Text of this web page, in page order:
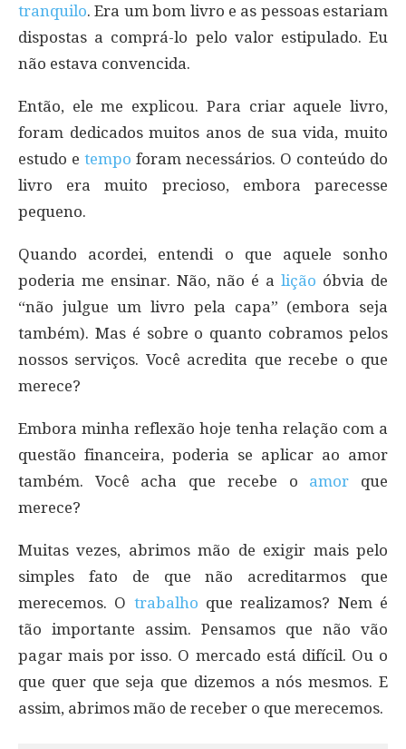
tranquilo. Era um bom livro e as pessoas estariam
dispostas a comprá-lo pelo valor estipulado. Eu
não estava convencida.
Então, ele me explicou. Para criar aquele livro,
foram dedicados muitos anos de sua vida, muito
estudo e tempo foram necessários. O conteúdo do
livro era muito precioso, embora parecesse
pequeno.
Quando acordei, entendi o que aquele sonho
poderia me ensinar. Não, não é a lição óbvia de
“não julgue um livro pela capa” (embora seja
também). Mas é sobre o quanto cobramos pelos
nossos serviços. Você acredita que recebe o que
merece?
Embora minha reflexão hoje tenha relação com a
questão financeira, poderia se aplicar ao amor
também. Você acha que recebe o amor que
merece?
Muitas vezes, abrimos mão de exigir mais pelo
simples fato de que não acreditarmos que
merecemos. O trabalho que realizamos? Nem é
tão importante assim. Pensamos que não vão
pagar mais por isso. O mercado está difícil. Ou o
que quer que seja que dizemos a nós mesmos. E
assim, abrimos mão de receber o que merecemos.